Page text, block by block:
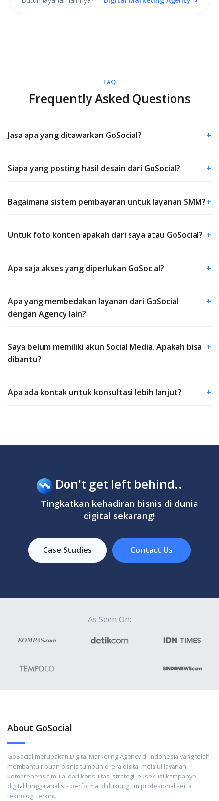
FAQ
Frequently Asked Questions
Jasa apa yang ditawarkan GoSocial? +
Siapa yang posting hasil desain dari GoSocial? +
Bagaimana sistem pembayaran untuk layanan SMM?+
Untuk foto konten apakah dari saya atau GoSocial? +
Apa saja akses yang diperlukan GoSocial? +
Apa yang membedakan layanan dari GoSocial
dengan Agency lain?
+
Saya belum memiliki akun Social Media. Apakah bisa
dibantu?
+
Apa ada kontak untuk konsultasi lebih lanjut? +
Don't get left behind..
Tingkatkan kehadiran bisnis di dunia
digital sekarang!
Case Studies Contact Us
As Seen On:
About GoSocial
GoSocial merupakan Digital Marketing Agency di Indonesia yang telah
membantu ribuan bisnis tumbuh di era digital melalui layanan
komprehensif mulai dari konsultasi strategi, eksekusi kampanye
digital hingga analisis performa, didukung tim profesional serta
teknologi terkini.